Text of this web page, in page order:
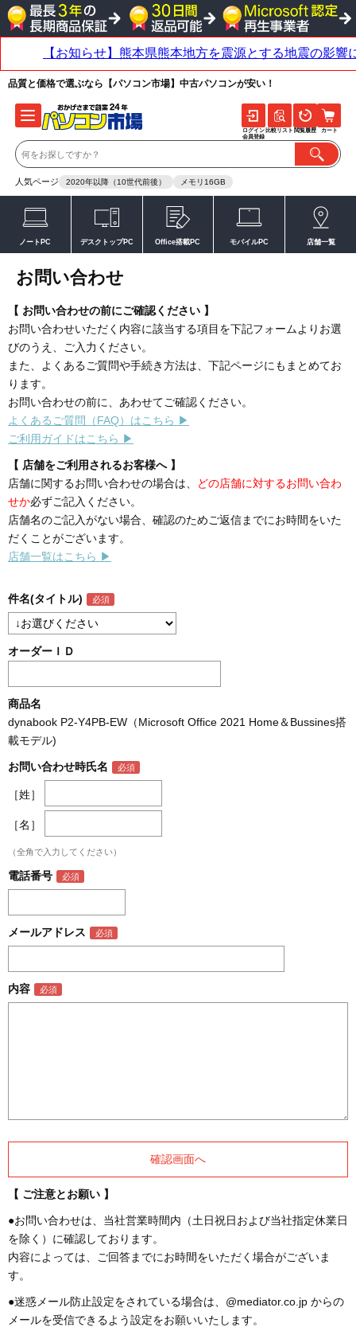
品質と価格で選ぶなら【パソコン市場】中古パソコンが安い！
人気ページ 2020年以降（10世代前後） メモリ16GB
ログイン
会員登録
比較リスト 閲覧履歴 カート
ノートPC デスクトップPC Office搭載PC モバイルPC 店舗一覧
お問い合わせ
【 お問い合わせの前にご確認ください 】
お問い合わせいただく内容に該当する項目を下記フォームよりお選
びのうえ、ご入力ください。
また、よくあるご質問や手続き方法は、下記ページにもまとめてお
ります。
お問い合わせの前に、あわせてご確認ください。
よくあるご質問（FAQ）はこちら ▶
ご利用ガイドはこちら ▶
【 店舗をご利用されるお客様へ 】
店舗に関するお問い合わせの場合は、
どの店舗に対するお問い合わ
せか必ずご記入ください。
店舗名のご記入がない場合、確認のためご返信までにお時間をいた
だくことがございます。
店舗一覧はこちら ▶
件名(タイトル)
オーダーＩＤ
商品名
dynabook P2-Y4PB-EW（Microsoft Office 2021 Home＆Bussines搭
載モデル)
お問い合わせ時氏名
［姓］
［名］
（全角で入力してください）
電話番号
メールアドレス
内容
【 ご注意とお願い 】
●お問い合わせは、当社営業時間内（土日祝日および当社指定休業日
を除く）に確認しております。
内容によっては、ご回答までにお時間をいただく場合がございま
す。
●迷惑メール防止設定をされている場合は、@mediator.co.jp からの
メールを受信できるよう設定をお願いいたします。